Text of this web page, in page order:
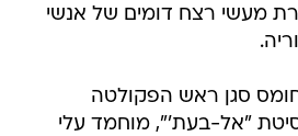
מעשי רצח דומים של אנשי
סגן ראש הפקולטה
"אל-בעת'", מוחמד עלי